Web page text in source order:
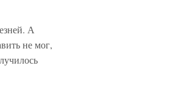
А
не мог,